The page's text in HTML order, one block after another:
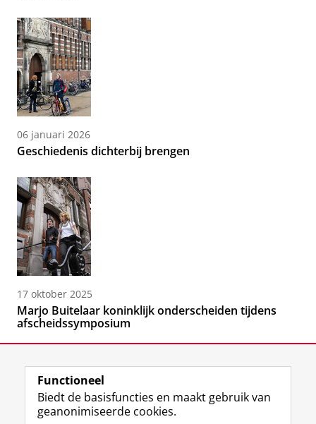
06 januari 2026
Geschiedenis dichterbij brengen
17 oktober 2025
Marjo Buitelaar koninklijk onderscheiden tijdens
afscheidssymposium
Functioneel
Biedt de basisfuncties en maakt gebruik van
geanonimiseerde cookies.